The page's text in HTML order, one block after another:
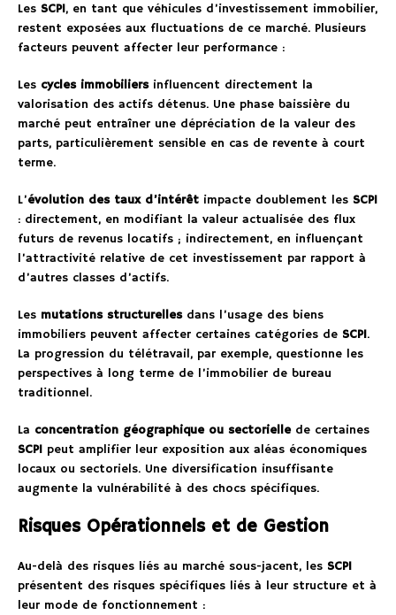
Les SCPI, en tant que véhicules d’investissement immobilier,
restent exposées aux fluctuations de ce marché. Plusieurs
facteurs peuvent affecter leur performance :
Les cycles immobiliersinfluencent directement la
valorisation des actifs détenus. Une phase baissière du
marché peut entraîner une dépréciation de la valeur des
parts, particulièrement sensible en cas de revente à court
terme.
L’évolution des taux d’intérêt impacte doublement les SCPI
: directement, en modifiant la valeur actualisée des flux
futurs de revenus locatifs ; indirectement, en influençant
l’attractivité relative de cet investissement par rapport à
d’autres classes d’actifs.
Les mutations structurellesdans l’usage des biens
immobiliers peuvent affecter certaines catégories de SCPI.
La progression du télétravail, par exemple, questionne les
perspectives à long terme de l’immobilier de bureau
traditionnel.
La concentration géographique ou sectoriellede certaines
SCPI peut amplifier leur exposition aux aléas économiques
locaux ou sectoriels. Une diversification insuffisante
augmente la vulnérabilité à des chocs spécifiques.
Risques Opérationnels et de Gestion
Au-delà des risques liés au marché sous-jacent, les SCPI
présentent des risques spécifiques liés à leur structure et à
leur mode de fonctionnement :